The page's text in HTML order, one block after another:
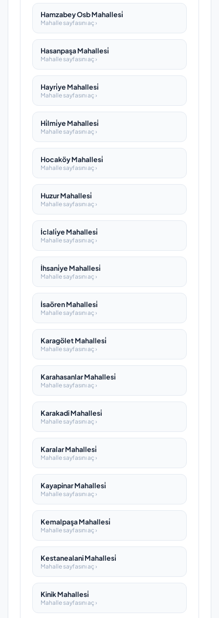
Hamzabey Osb Mahallesi̇
Mahalle sayfasını aç ›
Hasanpaşa Mahallesi̇
Mahalle sayfasını aç ›
Hayri̇ye Mahallesi̇
Mahalle sayfasını aç ›
Hi̇lmi̇ye Mahallesi̇
Mahalle sayfasını aç ›
Hocaköy Mahallesi̇
Mahalle sayfasını aç ›
Huzur Mahallesi̇
Mahalle sayfasını aç ›
İclali̇ye Mahallesi̇
Mahalle sayfasını aç ›
İhsani̇ye Mahallesi̇
Mahalle sayfasını aç ›
İsaören Mahallesi̇
Mahalle sayfasını aç ›
Karagölet Mahallesi̇
Mahalle sayfasını aç ›
Karahasanlar Mahallesi̇
Mahalle sayfasını aç ›
Karakadi Mahallesi̇
Mahalle sayfasını aç ›
Karalar Mahallesi̇
Mahalle sayfasını aç ›
Kayapinar Mahallesi̇
Mahalle sayfasını aç ›
Kemalpaşa Mahallesi̇
Mahalle sayfasını aç ›
Kestanealani Mahallesi̇
Mahalle sayfasını aç ›
Kinik Mahallesi̇
Mahalle sayfasını aç ›